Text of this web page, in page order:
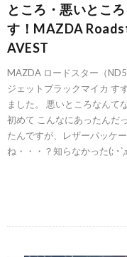
ところ・悪いとこ
す！MAZDA
AVEST
MAZDA ロードスター（
ジェットブラックマイカ す
ました。 悪いところなんて
初めて こんなにあったんだ
たんですが、レザーパッケ
ね・・・？知らなかった(; ･